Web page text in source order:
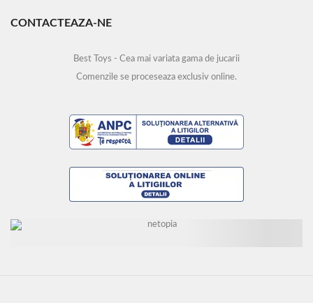
CONTACTEAZA-NE
Best Toys - Cea mai variata gama de jucarii
Comenzile se proceseaza exclusiv online.